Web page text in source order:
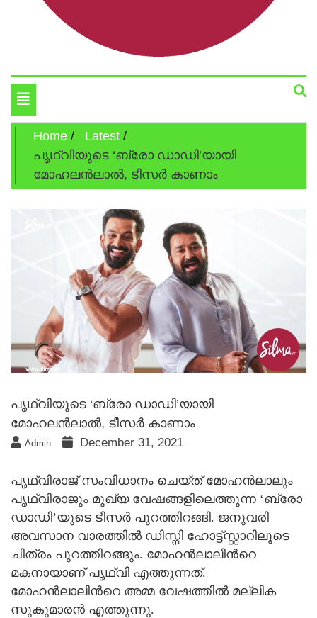
Silma.in
Toggle
navigation
Home
Latest
പൃഥ്വിയുടെ ‘ബ്രോ ഡാഡി’യായി
മോഹലന്‍ലാല്‍, ടീസര്‍ കാണാം
പൃഥ്വിയുടെ ‘ബ്രോ ഡാഡി’യായി
മോഹലന്‍ലാല്‍, ടീസര്‍ കാണാം
Admin December 31, 2021
പൃഥ്വിരാജ് സംവിധാനം ചെയ്ത് മോഹന്‍ലാലും
പൃഥ്വിരാജും മുഖ്യ വേഷങ്ങളിലെത്തുന്ന ‘ബ്രോ
ഡാഡി’യുടെ ടീസര്‍ പുറത്തിറങ്ങി. ജനുവരി
അവസാന വാരത്തില്‍ ഡിസ്നി ഹോട്ട്സ്റ്റാറിലൂടെ
ചിത്രം പുറത്തിറങ്ങും. മോഹന്‍ലാലിന്‍റെ
മകനായാണ് പൃഥ്വി എത്തുന്നത്.
മോഹന്‍ലാലിന്‍റെ അമ്മ വേഷത്തില്‍ മല്ലിക
സുകുമാരന്‍ എത്തുന്നു.